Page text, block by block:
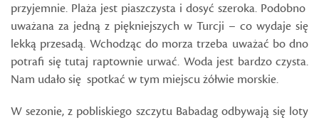
przyjemnie. Plaża jest piaszczysta i dosyć szeroka. Podobno
uważana za jedną z piękniejszych w Turcji – co wydaje się
lekką przesadą. Wchodząc do morza trzeba uważać bo dno
potrafi się tutaj raptownie urwać. Woda jest bardzo czysta.
Nam udało się spotkać w tym miejscu żółwie morskie.
W sezonie, z pobliskiego szczytu Babadag odbywają się loty